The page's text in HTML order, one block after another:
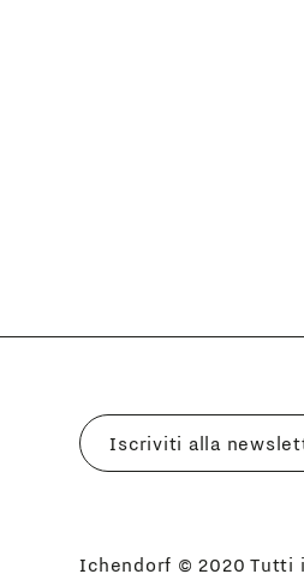
Ichendorf © 2020